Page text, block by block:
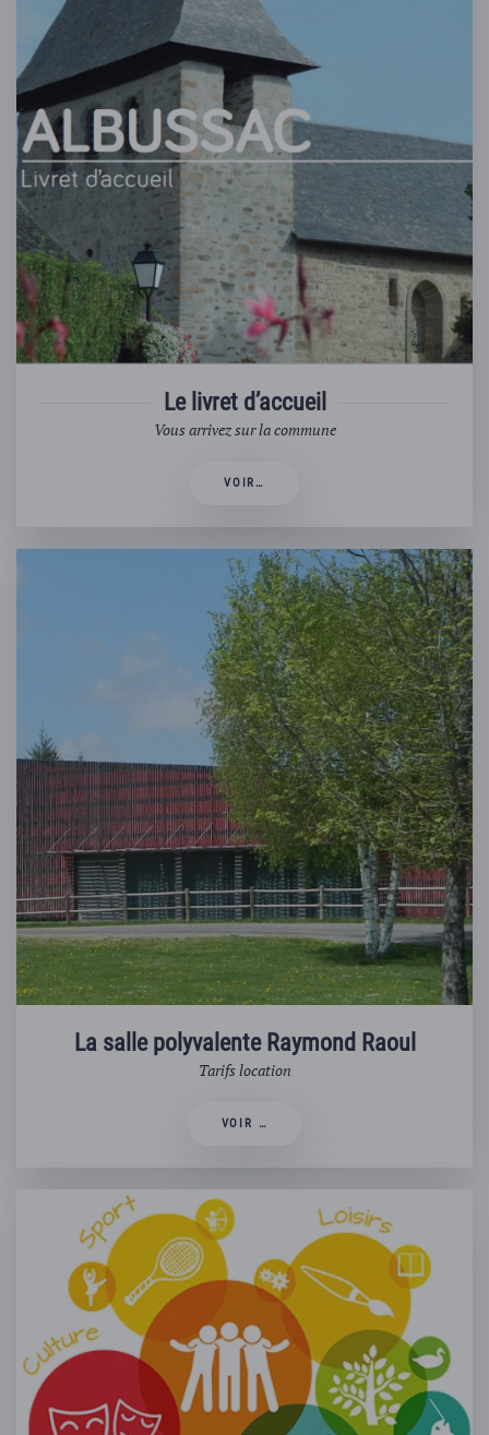
Le livret d’accueil
Vous arrivez sur la commune
VOIR…
La salle polyvalente Raymond Raoul
Tarifs location
VOIR …